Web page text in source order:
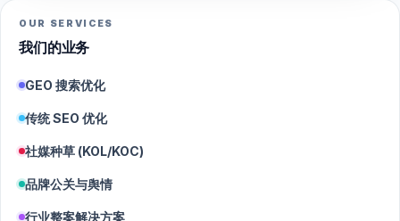
OUR SERVICES
我们的业务
GEO 搜索优化
传统 SEO 优化
社媒种草 (KOL/KOC)
品牌公关与舆情
行业整案解决方案